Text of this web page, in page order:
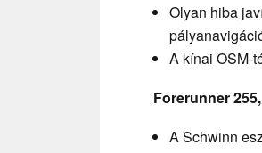
Olyan hiba
A kínai OSM-
Forerunner
A Schwinn